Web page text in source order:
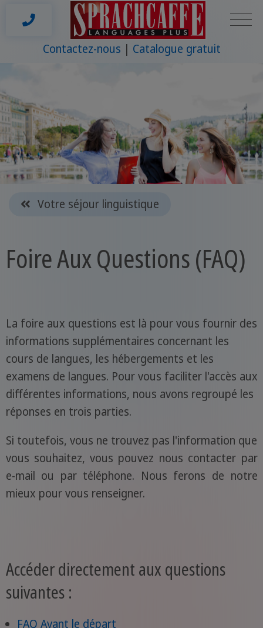
Contactez-nous Catalogue gratuit
Votre séjour linguistique
Foire Aux Questions (FAQ)
La foire aux questions est là pour vous fournir des
informations supplémentaires concernant les
cours de langues, les hébergements et les
examens de langues. Pour vous faciliter l'accès aux
différentes informations, nous avons regroupé les
réponses en trois parties.
Si toutefois, vous ne trouvez pas l'information que
vous souhaitez, vous pouvez nous contacter par
e-mail ou par téléphone. Nous ferons de notre
mieux pour vous renseigner.
Accéder directement aux questions
suivantes :
FAQ Avant le départ